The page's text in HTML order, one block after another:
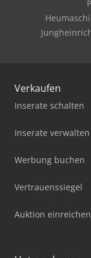
Verkaufen
Inserate schalten
Inserate verwalten
Werbung buchen
Vertrauenssiegel
Auktion einreichen